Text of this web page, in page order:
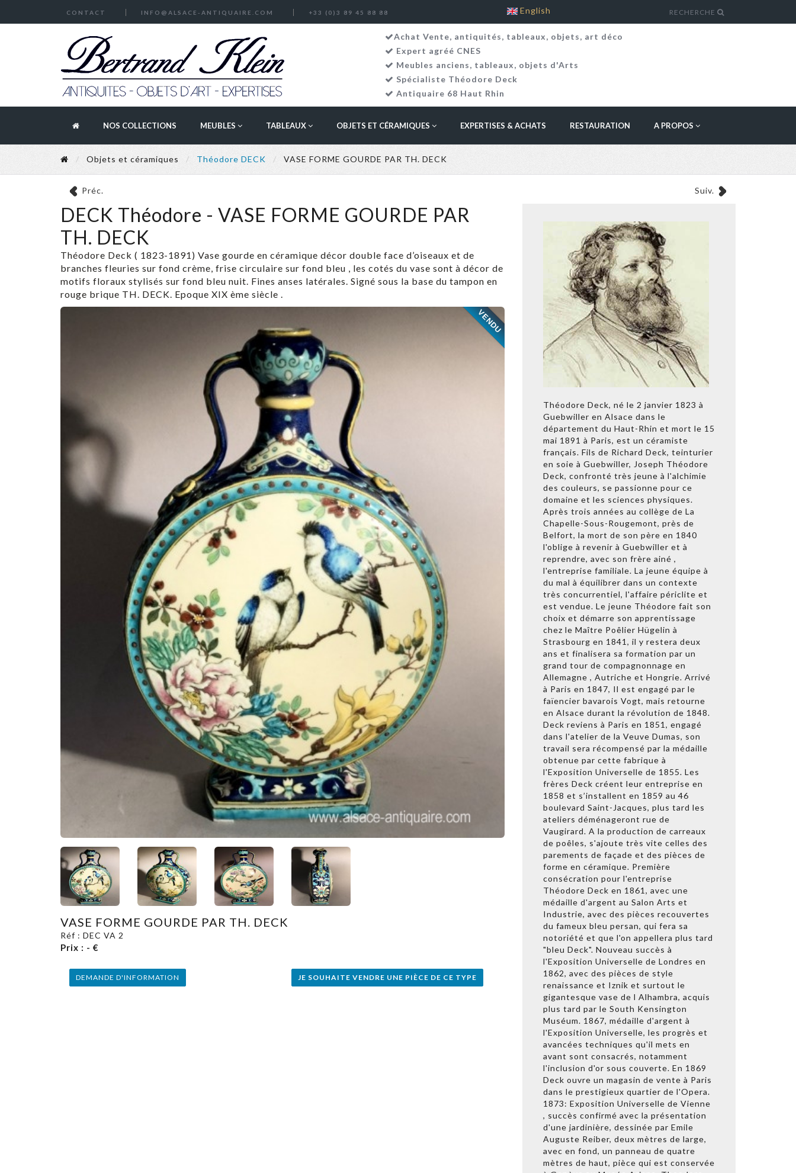
CONTACT INFO@ALSACE-ANTIQUAIRE.COM +33 (0)3 89 45 88 88 English RECHERCHE
Achat Vente, antiquités, tableaux, objets, art déco
Expert agréé CNES
Meubles anciens, tableaux, objets d'Arts
Spécialiste Théodore Deck
Antiquaire 68 Haut Rhin
NOS COLLECTIONS MEUBLES TABLEAUX OBJETS ET CÉRAMIQUES EXPERTISES & ACHATS RESTAURATION A PROPOS
Objets et céramiques Théodore DECK VASE FORME GOURDE PAR TH. DECK
Préc. Suiv.
DECK Théodore - VASE FORME GOURDE PAR
TH. DECK
Théodore Deck ( 1823-1891) Vase gourde en céramique décor double face d’oiseaux et de
branches fleuries sur fond crème, frise circulaire sur fond bleu , les cotés du vase sont à décor de
motifs floraux stylisés sur fond bleu nuit. Fines anses latérales. Signé sous la base du tampon en
rouge brique TH. DECK. Epoque XIX ème siècle .
VENDU
VASE FORME GOURDE PAR TH. DECK
Réf : DEC VA 2
Prix : - €
DEMANDE D'INFORMATION JE SOUHAITE VENDRE UNE PIÈCE DE CE TYPE
Théodore Deck, né le 2 janvier 1823 à
Guebwiller en Alsace dans le
département du Haut-Rhin et mort le 15
mai 1891 à Paris, est un céramiste
français. Fils de Richard Deck, teinturier
en soie à Guebwiller, Joseph Théodore
Deck, confronté très jeune à l'alchimie
des couleurs, se passionne pour ce
domaine et les sciences physiques.
Après trois années au collège de La
Chapelle-Sous-Rougemont, près de
Belfort, la mort de son père en 1840
l'oblige à revenir à Guebwiller et à
reprendre, avec son frère ainé ,
l'entreprise familiale. La jeune équipe à
du mal à équilibrer dans un contexte
très concurrentiel, l'affaire périclite et
est vendue. Le jeune Théodore fait son
choix et démarre son apprentissage
chez le Maître Poêlier Hügelin à
Strasbourg en 1841, il y restera deux
ans et finalisera sa formation par un
grand tour de compagnonnage en
Allemagne , Autriche et Hongrie. Arrivé
à Paris en 1847, Il est engagé par le
faïencier bavarois Vogt, mais retourne
en Alsace durant la révolution de 1848.
Deck reviens à Paris en 1851, engagé
dans l'atelier de la Veuve Dumas, son
travail sera récompensé par la médaille
obtenue par cette fabrique à
l'Exposition Universelle de 1855. Les
frères Deck créent leur entreprise en
1858 et s’installent en 1859 au 46
boulevard Saint-Jacques, plus tard les
ateliers déménageront rue de
Vaugirard. A la production de carreaux
de poêles, s'ajoute très vite celles des
parements de façade et des pièces de
forme en céramique. Première
consécration pour l'entreprise
Théodore Deck en 1861, avec une
médaille d'argent au Salon Arts et
Industrie, avec des pièces recouvertes
du fameux bleu persan, qui fera sa
notoriété et que l'on appellera plus tard
"bleu Deck". Nouveau succès à
l'Exposition Universelle de Londres en
1862, avec des pièces de style
renaissance et Iznik et surtout le
gigantesque vase de l Alhambra, acquis
plus tard par le South Kensington
Muséum. 1867, médaille d'argent à
l'Exposition Universelle, les progrès et
avancées techniques qu'il mets en
avant sont consacrés, notamment
l'inclusion d'or sous couverte. En 1869
Deck ouvre un magasin de vente à Paris
dans le prestigieux quartier de l'Opera.
1873: Exposition Universelle de Vienne
, succès confirmé avec la présentation
d'une jardinière, dessinée par Emile
Auguste Reiber, deux mètres de large,
avec en fond, un panneau de quatre
mètres de haut, pièce qui est conservée